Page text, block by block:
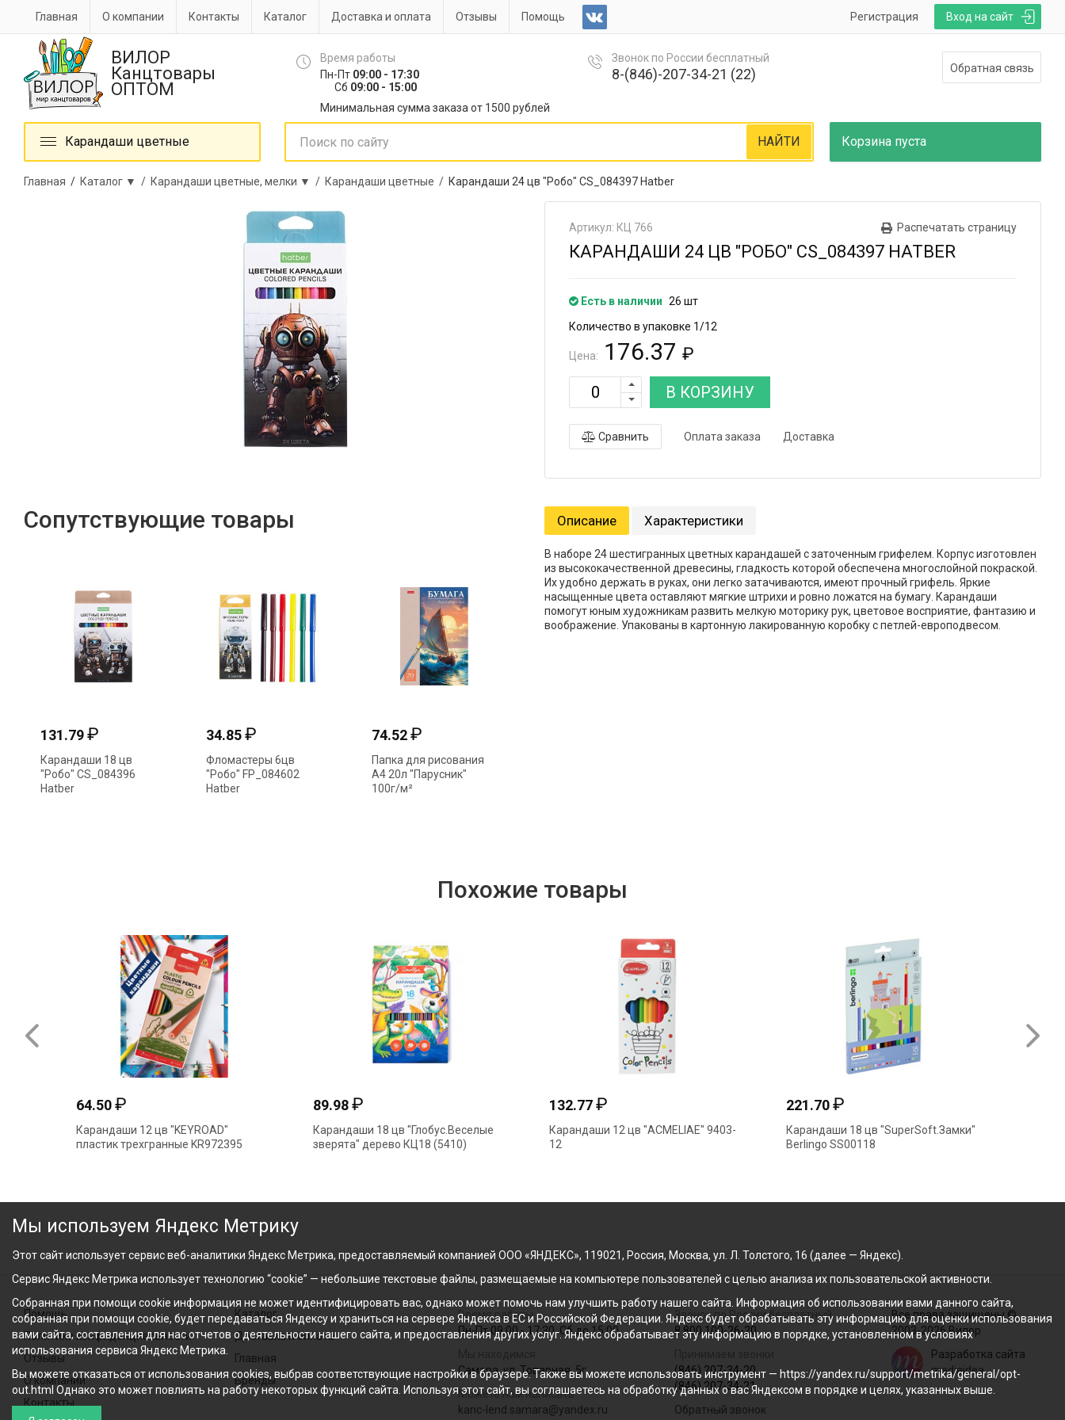
Вход на сайт
Регистрация
Главная О компании Контакты Каталог Доставка и оплата Отзывы Помощь
ВИЛОР
Канцтовары
ОПТОМ
Время работы
Пн-Пт 09:00 - 17:30
Сб 09:00 - 15:00
Минимальная сумма заказа от 1500 рублей
Звонок по России бесплатный
8-(846)-207-34-21 (22) Обратная связь
Карандаши цветные Корзина пуста
НАЙТИ
Главная / Каталог ▼ / Карандаши цветные, мелки ▼ / Карандаши цветные / Карандаши 24 цв "Робо" CS_084397 Hatber
Распечатать страницу
Артикул: КЦ 766
КАРАНДАШИ 24 ЦВ "РОБО" CS_084397 HATBER
Есть в наличии 26 шт
Количество в упаковке 1/12
Цена: 176.37 ₽
В КОРЗИНУ
Сравнить Оплата заказа Доставка
Сопутствующие товары
131.79₽
Карандаши 18 цв
"Робо" CS_084396
Hatber
34.85₽
Фломастеры 6цв
"Робо" FP_084602
Hatber
74.52₽
Папка для рисования
А4 20л "Парусник"
100г/м²
Описание Характеристики
В наборе 24 шестигранных цветных карандашей с заточенным грифелем. Корпус изготовлен
из высококачественной древесины, гладкость которой обеспечена многослойной покраской.
Их удобно держать в руках, они легко затачиваются, имеют прочный грифель. Яркие
насыщенные цвета оставляют мягкие штрихи и ровно ложатся на бумагу. Карандаши
помогут юным художникам развить мелкую моторику рук, цветовое восприятие, фантазию и
воображение. Упакованы в картонную лакированную коробку с петлей-европодвесом.
Похожие товары
64.50₽
Карандаши 12 цв "KEYROAD"
пластик трехгранные KR972395
89.98₽
Карандаши 18 цв "Глобус.Веселые
зверята" дерево КЦ18 (5410)
132.77₽
Карандаши 12 цв "ACMELIAE" 9403-
12
221.70₽
Карандаши 18 цв "SuperSoft.Замки"
Berlingo SS00118
Помощь
Политика конфиденциальности
Отзывы
О компании
Контакты
Каталог
Доставка и оплата
Главная
Бренды
Время работы
Пн-Пт 09:00 - 17:30, Сб до 15:00
Самара, ул. Товарная, 5г
Можете нам написать
kanc-lend.samara@yandex.ru
Звонок по России бесплатный
8 800 100-26-20
(846) 207-34-20
(846) 207-34-21
Обратный звонок
Все права защищены ©
2003-2026 Вилор
Разработка сайта
mediaidea
Мы используем Яндекс Метрику
Этот сайт использует сервис веб-аналитики Яндекс Метрика, предоставляемый компанией ООО «ЯНДЕКС», 119021, Россия, Москва, ул. Л. Толстого, 16 (далее — Яндекс).
Сервис Яндекс Метрика использует технологию “cookie” — небольшие текстовые файлы, размещаемые на компьютере пользователей с целью анализа их пользовательской активности.
Собранная при помощи cookie информация не может идентифицировать вас, однако может помочь нам улучшить работу нашего сайта. Информация об использовании вами данного сайта,
собранная при помощи cookie, будет передаваться Яндексу и храниться на сервере Яндекса в ЕС и Российской Федерации. Яндекс будет обрабатывать эту информацию для оценки использования
вами сайта, составления для нас отчетов о деятельности нашего сайта, и предоставления других услуг. Яндекс обрабатывает эту информацию в порядке, установленном в условиях
использования сервиса Яндекс Метрика.
Вы можете отказаться от использования cookies, выбрав соответствующие настройки в браузере. Также вы можете использовать инструмент — https://yandex.ru/support/metrika/general/opt-
out.html Однако это может повлиять на работу некоторых функций сайта. Используя этот сайт, вы соглашаетесь на обработку данных о вас Яндексом в порядке и целях, указанных выше.